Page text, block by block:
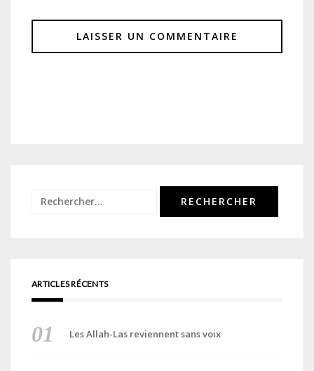
Rechercher :
ARTICLES RÉCENTS
Les Allah-Las reviennent sans voix